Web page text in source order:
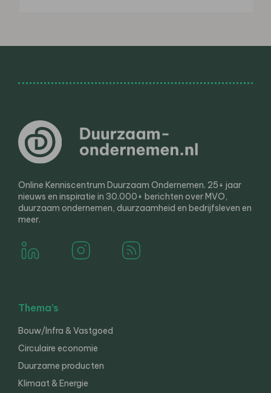
Online Kenniscentrum Duurzaam Ondernemen. 25+ jaar
nieuws en inspiratie in 30.000+ berichten over MVO,
duurzaam ondernemen, duurzaamheid en bedrijfsleven en
meer.
Thema’s
Bouw/Infra & Vastgoed
Circulaire economie
Duurzame producten
Klimaat & Energie